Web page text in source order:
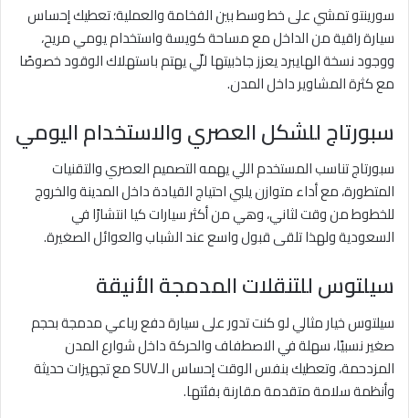
سورينتو تمشي على خط وسط بين الفخامة والعملية؛ تعطيك إحساس
سيارة راقية من الداخل مع مساحة كويسة واستخدام يومي مريح،
ووجود نسخة الهايبرد يعزز جاذبيتها للّي يهتم باستهلاك الوقود خصوصًا
مع كثرة المشاوير داخل المدن.
سبورتاج للشكل العصري والاستخدام اليومي
سبورتاج تناسب المستخدم اللي يهمه التصميم العصري والتقنيات
المتطورة، مع أداء متوازن يلبي احتياج القيادة داخل المدينة والخروج
للخطوط من وقت لثاني، وهي من أكثر سيارات كيا انتشارًا في
السعودية ولهذا تلقى قبول واسع عند الشباب والعوائل الصغيرة.
سيلتوس للتنقلات المدمجة الأنيقة
سيلتوس خيار مثالي لو كنت تدور على سيارة دفع رباعي مدمجة بحجم
صغير نسبيًا، سهلة في الاصطفاف والحركة داخل شوارع المدن
المزدحمة، وتعطيك بنفس الوقت إحساس الـSUV مع تجهيزات حديثة
وأنظمة سلامة متقدمة مقارنة بفئتها.